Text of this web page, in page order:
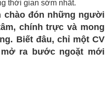
thời gian sớm nhất.
chào đón những người
chính trực và mong
Biết đâu, chỉ một CV
ra bước ngoặt mới